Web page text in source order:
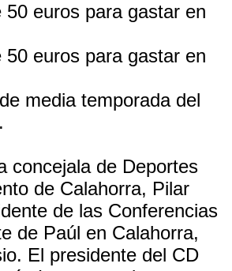
50 euros para gastar en
50 euros para gastar en
media temporada del
concejala de Deportes
de Calahorra, Pilar
de las Conferencias
de Paúl en Calahorra,
El presidente del CD